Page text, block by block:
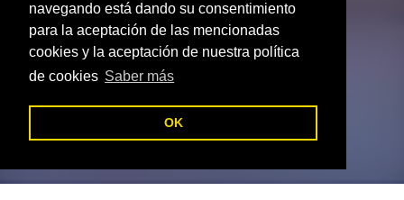
navegando está dando su consentimiento
para la aceptación de las mencionadas
cookies y la aceptación de nuestra política
de cookies Saber más
OKC